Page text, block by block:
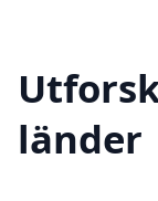
länder